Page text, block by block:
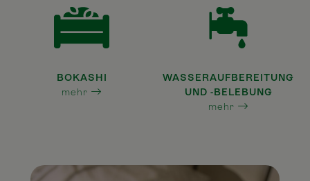
BOKASHI
mehr
WASSERAUFBEREITUNG
UND -BELEBUNG
mehr